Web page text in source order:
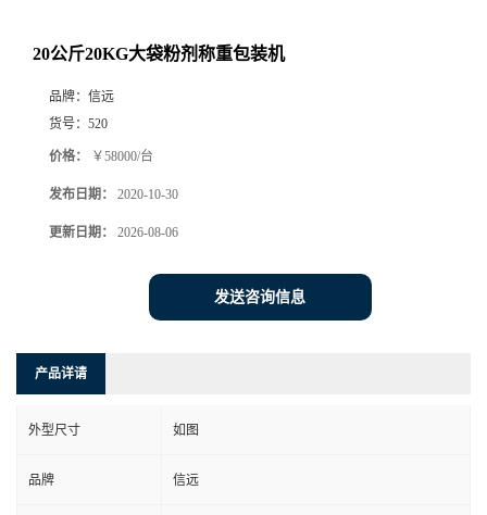
20公斤20KG大袋粉剂称重包装机
品牌： 信远
货号： 520
价格： ￥58000/台
发布日期： 2020-10-30
更新日期： 2026-08-06
发送咨询信息
产品详请
外型尺寸 如图
品牌 信远